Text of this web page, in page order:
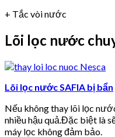
+ Tắc vòi nước
Lõi lọc nước
Lõi lọc nước SAFIA bị bẩn
Nếu không thay lõi lọc
nhiều hậu quả.Đặc biệt là
máy lọc không đảm bảo.